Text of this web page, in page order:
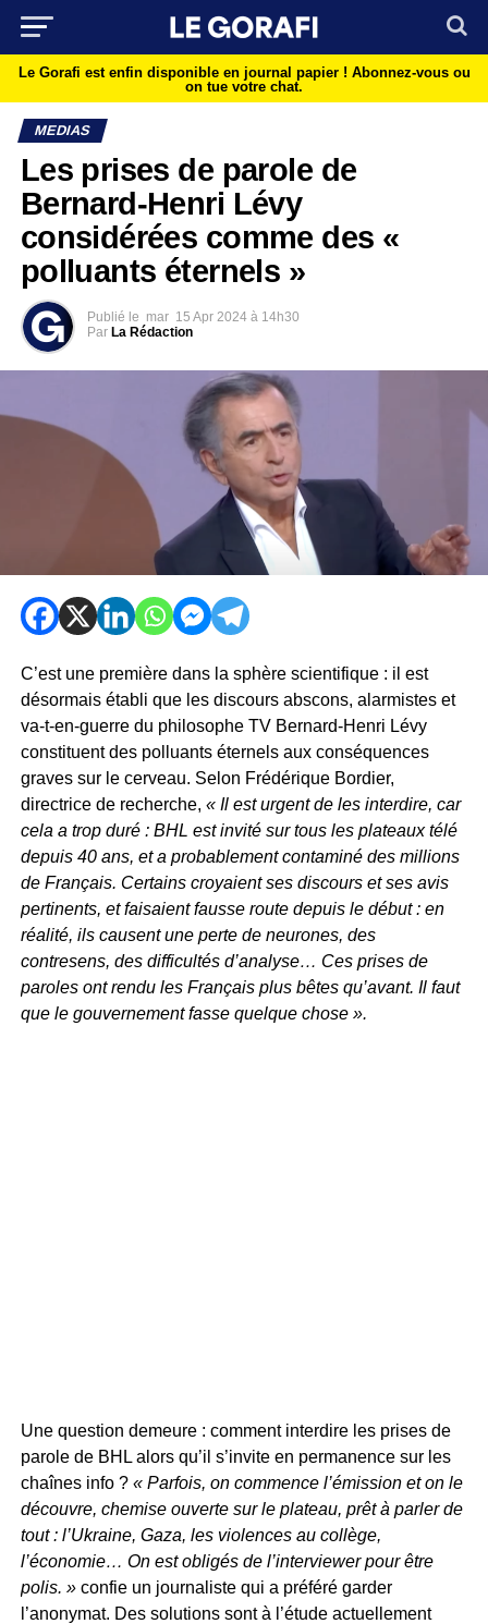
Le Gorafi est enfin disponible en journal papier ! Abonnez-vous ou
on tue votre chat.
MEDIAS
Les prises de parole de
Bernard-Henri Lévy
considérées comme des «
polluants éternels »
Publié le mar 15 Apr 2024 à 14h30
Par La Rédaction
C’est une première dans la sphère scientifique : il est
désormais établi que les discours abscons, alarmistes et
va-t-en-guerre du philosophe TV Bernard-Henri Lévy
constituent des polluants éternels aux conséquences
graves sur le cerveau. Selon Frédérique Bordier,
directrice de recherche, « Il est urgent de les interdire, car
cela a trop duré : BHL est invité sur tous les plateaux télé
depuis 40 ans, et a probablement contaminé des millions
de Français. Certains croyaient ses discours et ses avis
pertinents, et faisaient fausse route depuis le début : en
réalité, ils causent une perte de neurones, des
contresens, des difficultés d’analyse… Ces prises de
paroles ont rendu les Français plus bêtes qu’avant. Il faut
que le gouvernement fasse quelque chose ».
Une question demeure : comment interdire les prises de
parole de BHL alors qu’il s’invite en permanence sur les
chaînes info ?« Parfois, on commence l’émission et on le
découvre, chemise ouverte sur le plateau, prêt à parler de
tout : l’Ukraine, Gaza, les violences au collège,
l’économie… On est obligés de l’interviewer pour être
polis. »confie un journaliste qui a préféré garder
l’anonymat. Des solutions sont à l’étude actuellement